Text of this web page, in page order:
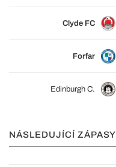
Clyde FC
Forfar
Edinburgh C.
NÁSLEDUJÍCÍ ZÁPASY